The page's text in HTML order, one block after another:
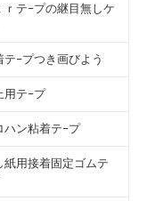
ｒテ−プの継目無しケ
テ−プつき画びよう
用テ−プ
ハン粘着テ−プ
紙用接着固定ゴムテ